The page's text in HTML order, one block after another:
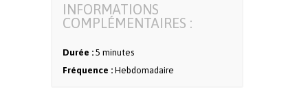
INFORMATIONS
COMPLÉMENTAIRES :
Durée : 5 minutes
Fréquence : Hebdomadaire